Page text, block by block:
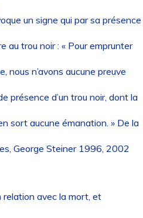
un signe qui par sa présence
au trou noir : « Pour emprunter
nous n’avons aucune preuve
présence d’un trou noir, dont la
sort aucune émanation. » De la
George Steiner 1996, 2002
avec la mort, et